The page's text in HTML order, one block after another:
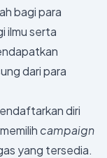
bagi para
ilmu serta
dari para
diri
campaign
yang tersedia.